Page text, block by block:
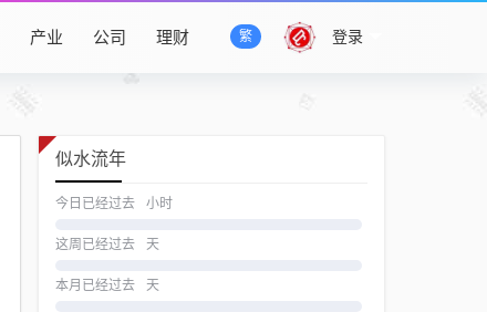
登录
繁
产业 公司 理财
似水流年
今日已经过去 小时
这周已经过去 天
本月已经过去 天